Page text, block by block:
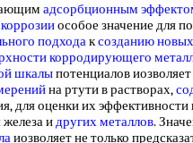
адсорбционным
особое значение для
подходаксозданию новых
корродирующего
шкалыпотенциалов
на ртути в растворах,
для оценки их эффективности
железа идругих металлов.
иозволяет не только